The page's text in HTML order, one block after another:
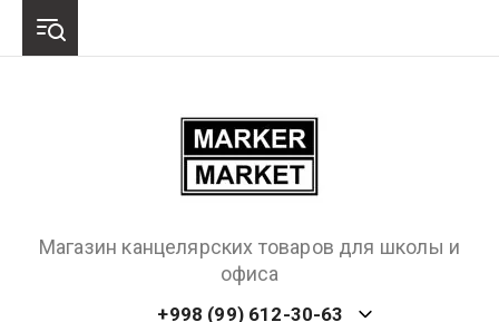
Магазин канцелярских товаров для школы и
офиса
+998 (99) 612-30-63